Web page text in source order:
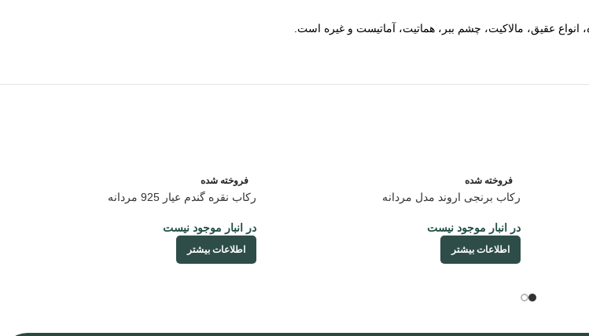
عقیق، مالاکیت، چشم ببر، هماتیت، آماتیست و غیره است.
فروخته شده
رکاب برنجی اروند مدل مردانه
در انبار موجود نیست
اطلاعات بیشتر
فروخته شده
رکاب نقره گندم عیار 925 مردانه
در انبار موجود نیست
اطلاعات بیشتر